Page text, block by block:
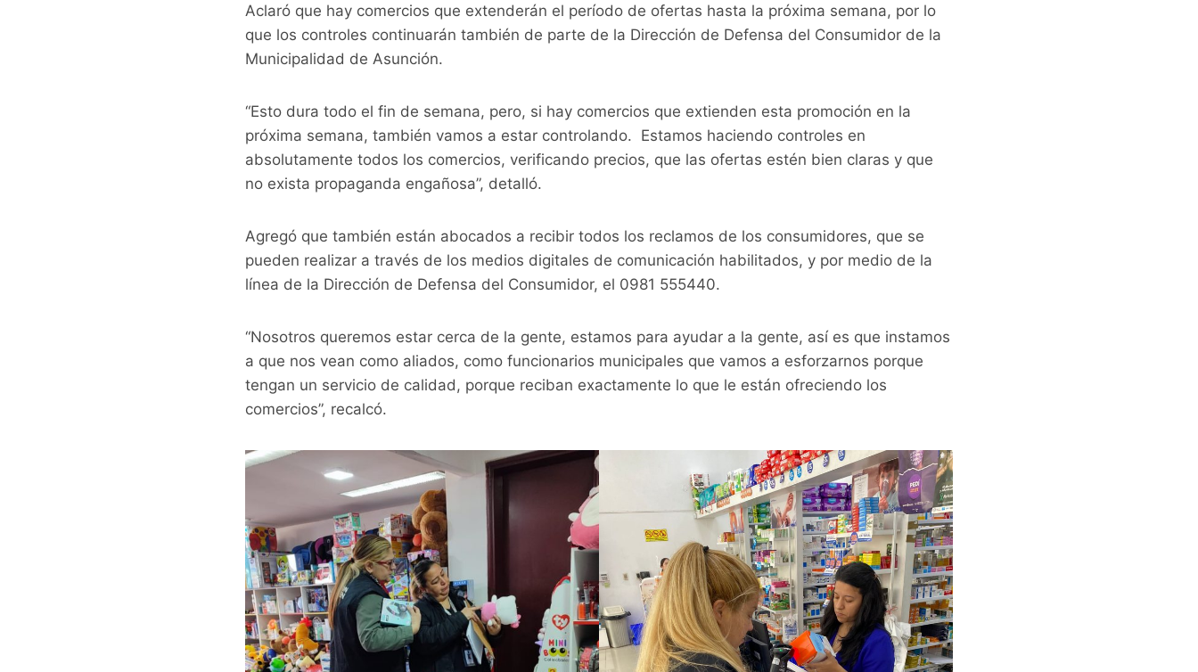
Aclaró que hay comercios que extenderán el período de ofertas hasta la próxima semana, por lo
que los controles continuarán también de parte de la Dirección de Defensa del Consumidor de la
Municipalidad de Asunción.
“Esto dura todo el fin de semana, pero, si hay comercios que extienden esta promoción en la
próxima semana, también vamos a estar controlando. Estamos haciendo controles en
absolutamente todos los comercios, verificando precios, que las ofertas estén bien claras y que
no exista propaganda engañosa”, detalló.
Agregó que también están abocados a recibir todos los reclamos de los consumidores, que se
pueden realizar a través de los medios digitales de comunicación habilitados, y por medio de la
línea de la Dirección de Defensa del Consumidor, el 0981 555440.
“Nosotros queremos estar cerca de la gente, estamos para ayudar a la gente, así es que instamos
a que nos vean como aliados, como funcionarios municipales que vamos a esforzarnos porque
tengan un servicio de calidad, porque reciban exactamente lo que le están ofreciendo los
comercios”, recalcó.